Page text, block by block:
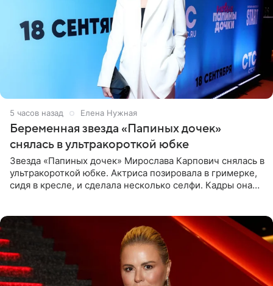
5 часов назад Елена Нужная
Беременная звезда «Папиных дочек»
снялась в ультракороткой юбке
Звезда «Папиных дочек» Мирослава Карпович снялась в
ультракороткой юбке. Актриса позировала в гримерке,
сидя в кресле, и сделала несколько селфи. Кадры она